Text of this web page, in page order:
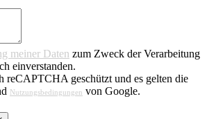
meiner Daten zum Zweck der Verarbeitung
einverstanden.
reCAPTCHA geschützt und es gelten die
Nutzungsbedingungen von Google.